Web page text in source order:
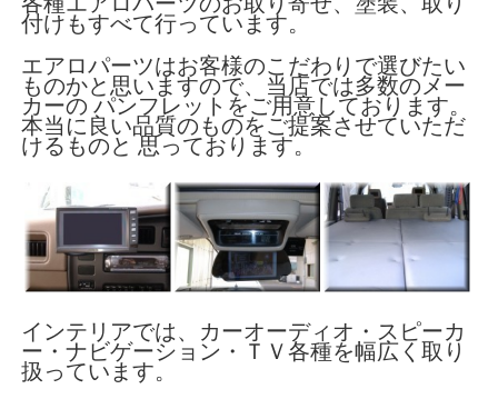
付けもすべて行っています。
エアロパーツはお客様のこだわりで選びたい
ものかと思いますので、当店では多数のメー
カーの パンフレットをご用意しております。
本当に良い品質のものをご提案させていただ
けるものと 思っております。
インテリアでは、カーオーディオ・スピーカ
ー・ナビゲーション・ＴＶ各種を幅広く取り
扱っています。